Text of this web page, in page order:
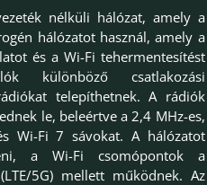
nélküli hálózat, amely a
hálózatot használ, amely a
és a Wi-Fi tehermentesítést
különböző csatlakozási
telepíthetnek. A rádiók
le, beleértve a 2,4 MHz-es,
Wi-Fi 7 sávokat. A hálózatot
a Wi-Fi csomópontok a
5G) mellett működnek. Az